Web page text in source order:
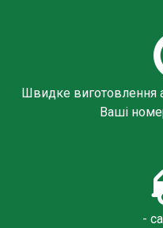
Швидке виготовлення
Ваші
-